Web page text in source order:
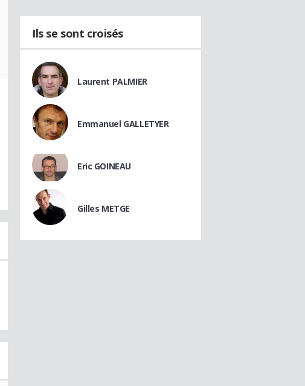
Ils se sont croisés
Laurent PALMIER
Emmanuel GALLETYER
Eric GOINEAU
Gilles METGE